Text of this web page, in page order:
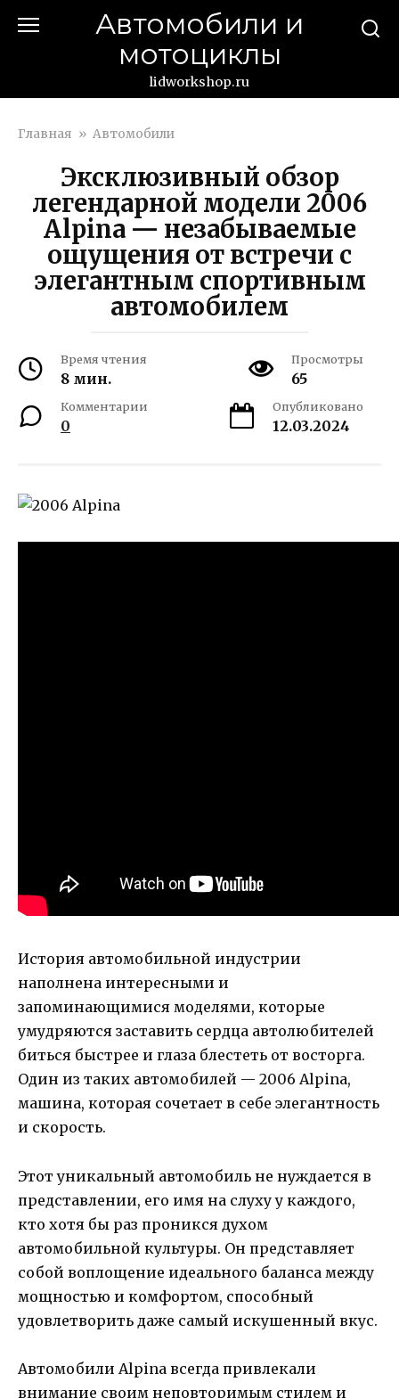
Автомобили и
мотоциклы
lidworkshop.ru
Главная » Автомобили
Эксклюзивный обзор
легендарной модели 2006
Alpina — незабываемые
ощущения от встречи с
элегантным спортивным
автомобилем
Время чтения
8 мин.
Просмотры
65
Комментарии
0
Опубликовано
12.03.2024
История автомобильной индустрии
наполнена интересными и
запоминающимися моделями, которые
умудряются заставить сердца автолюбителей
биться быстрее и глаза блестеть от восторга.
Один из таких автомобилей — 2006 Alpina,
машина, которая сочетает в себе элегантность
и скорость.
Этот уникальный автомобиль не нуждается в
представлении, его имя на слуху у каждого,
кто хотя бы раз проникся духом
автомобильной культуры. Он представляет
собой воплощение идеального баланса между
мощностью и комфортом, способный
удовлетворить даже самый искушенный вкус.
Автомобили Alpina всегда привлекали
внимание своим неповторимым стилем и